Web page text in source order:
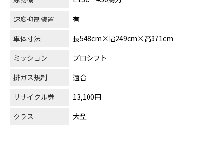
速度抑制装置
有
車体寸法
長548cm×幅249cm×高371cm
ミッション
プロシフト
排ガス規制
適合
リサイクル券
13,100円
クラス
大型